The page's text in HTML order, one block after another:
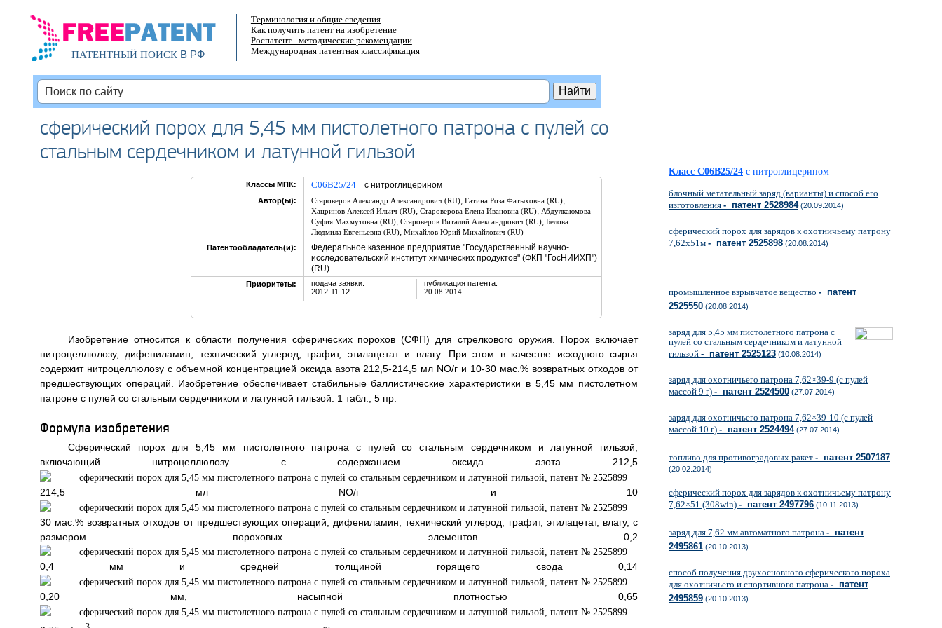
ПАТЕНТНЫЙ ПОИСКВ РФ
Терминология и общие сведения
Как получить патент на изобретение
Роспатент - методические рекомендации
Международная патентная классификация
сферический порох для 5,45 мм пистолетного патрона с пулей со
стальным сердечником и латунной гильзой
Классы МПК: C06B25/24с нитроглицерином
Автор(ы): Староверов Александр Александрович (RU), Гатина Роза Фатыховна (RU),
Хацринов Алексей Ильич (RU), Староверова Елена Ивановна (RU), Абдулкаюмова
Суфия Махмутовна (RU), Староверов Виталий Александрович (RU), Белова
Людмила Евгеньевна (RU), Михайлов Юрий Михайлович (RU)
Патентообладатель(и):
Федеральное казенное предприятие "Государственный научно-
исследовательский институт химических продуктов" (ФКП "ГосНИИХП")
(RU)
Приоритеты:
подача заявки:
2012-11-12
публикация патента:
20.08.2014
Изобретение относится к области получения сферических порохов (СФП) для стрелкового оружия. Порох включает
нитроцеллюлозу, дифениламин, технический углерод, графит, этилацетат и влагу. При этом в качестве исходного сырья
содержит нитроцеллюлозу с объемной концентрацией оксида азота 212,5-214,5 мл NO/г и 10-30 мас.% возвратных отходов от
предшествующих операций. Изобретение обеспечивает стабильные баллистические характеристики в 5,45 мм пистолетном
патроне с пулей со стальным сердечником и латунной гильзой. 1 табл., 5 пр.
Формула изобретения
Сферический порох для 5,45 мм пистолетного патрона с пулей со стальным сердечником и латунной гильзой,
включающий нитроцеллюлозу с содержанием оксида азота 212,5
214,5 мл NO/г и 10
30 мас.% возвратных отходов от предшествующих операций, дифениламин, технический углерод, графит, этилацетат, влагу, с
размером пороховых элементов 0,2
0,4 мм и средней толщиной горящего свода 0,14
0,20 мм, насыпной плотностью 0,65
Класс C06B25/24 с нитроглицерином
блочный метательный заряд (варианты) и способ его
изготовления - патент 2528984(20.09.2014)
сферический порох для зарядов к охотничьему патрону
7,62х51м - патент 2525898 (20.08.2014)
промышленное взрывчатое вещество - патент
2525550 (20.08.2014)
заряд для 5,45 мм пистолетного патрона с
пулей со стальным сердечником и латунной
гильзой - патент 2525123 (10.08.2014)
заряд для охотничьего патрона 7,62×39-9 (с пулей
массой 9 г) - патент 2524500 (27.07.2014)
заряд для охотничьего патрона 7,62×39-10 (с пулей
массой 10 г) - патент 2524494(27.07.2014)
топливо для противоградовых ракет - патент 2507187
(20.02.2014)
сферический порох для зарядов к охотничьему патрону
7,62×51 (308win) - патент 2497796 (10.11.2013)
заряд для 7,62 мм автоматного патрона - патент
2495861 (20.10.2013)
способ получения двухосновного сферического пороха
для охотничьего и спортивного патрона - патент
2495859 (20.10.2013)